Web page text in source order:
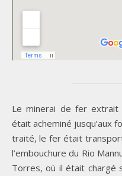
Le minerai de fer extrait
était acheminé jusqu’aux
traité, le fer était
l’embouchure du Rio
Torres, où il était chargé